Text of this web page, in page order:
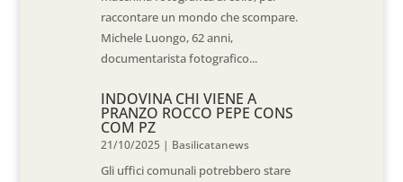
raccontare un mondo che scompare.
Michele Luongo, 62 anni,
documentarista fotografico...
INDOVINA CHI VIENE A
PRANZO ROCCO PEPE CONS
COM PZ
21/10/2025 | Basilicatanews
Gli uffici comunali potrebbero stare